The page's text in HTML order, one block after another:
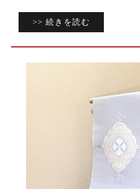
>> 続きを読む